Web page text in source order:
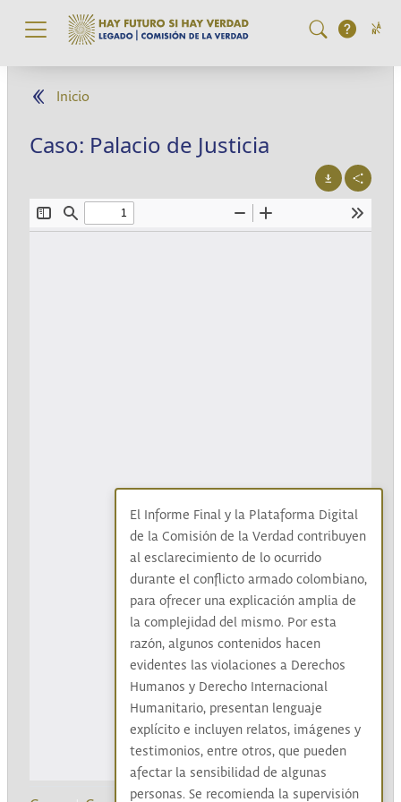
Pasar al contenido principal
Inicio
Caso: Palacio de Justicia
El Informe Final y la Plataforma Digital
de la Comisión de la Verdad contribuyen
al esclarecimiento de lo ocurrido
durante el conflicto armado colombiano,
para ofrecer una explicación amplia de
la complejidad del mismo. Por esta
razón, algunos contenidos hacen
evidentes las violaciones a Derechos
Humanos y Derecho Internacional
Humanitario, presentan lenguaje
explícito e incluyen relatos, imágenes y
testimonios, entre otros, que pueden
afectar la sensibilidad de algunas
personas. Se recomienda la supervisión